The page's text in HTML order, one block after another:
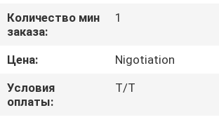
ПУТЕШЕСТВИЕ
ФАБРИКИ
ПРОВЕРКА
КАЧЕСТВА
Количество мин
заказа:
1
Цена:
Nigotiation
Условия
оплаты:
Т/Т